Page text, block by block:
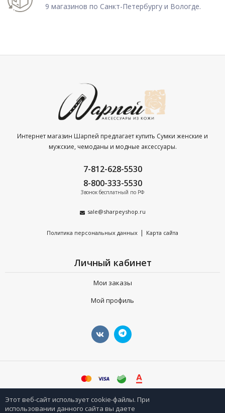
9 магазинов по Санкт-Петербургу и Вологде.
Интернет магазин Шарпей предлагает купить Сумки женские и
мужские, чемоданы и модные аксессуары.
7-812-628-5530
8-800-333-5530
Звонок бесплатный по РФ
sale@sharpeyshop.ru
Политика персональных данных | Карта сайта
Личный кабинет
Мои заказы
Мой профиль
©sharpeyshop.ru
Этот веб-сайт использует cookie-файлы. При
использовании данного сайта вы даете